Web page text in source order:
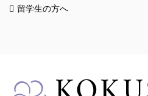
留学生の方へ